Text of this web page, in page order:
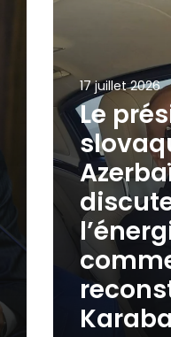
17 juillet 2026
Le